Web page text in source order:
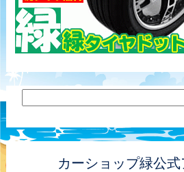
カーショップ緑公式